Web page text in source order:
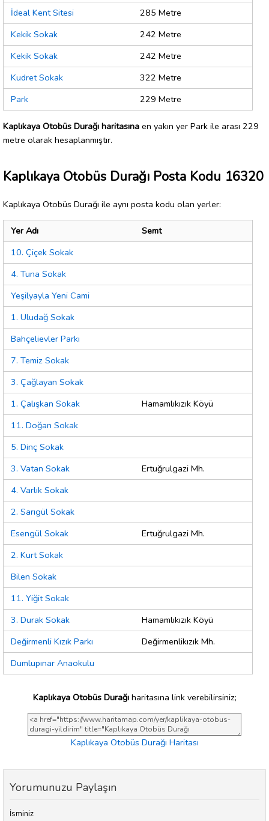
İdeal Kent Sitesi
285 Metre
Kekik Sokak
242 Metre
Kekik Sokak
242 Metre
Kudret Sokak
322 Metre
Park
229 Metre
Kaplıkaya Otobüs Durağı haritasına en yakın yer Park ile arası 229
metre olarak hesaplanmıştır.
Kaplıkaya Otobüs Durağı Posta Kodu 16320
Kaplıkaya Otobüs Durağı ile aynı posta kodu olan yerler:
Yer Adı
Semt
10. Çiçek Sokak
4. Tuna Sokak
Yeşilyayla Yeni Cami
1. Uludağ Sokak
Bahçelievler Parkı
7. Temiz Sokak
3. Çağlayan Sokak
1. Çalışkan Sokak
Hamamlıkızık Köyü
11. Doğan Sokak
5. Dinç Sokak
3. Vatan Sokak
Ertuğrulgazi Mh.
4. Varlık Sokak
2. Sarıgül Sokak
Esengül Sokak
Ertuğrulgazi Mh.
2. Kurt Sokak
Bilen Sokak
11. Yiğit Sokak
3. Durak Sokak
Hamamlıkızık Köyü
Değirmenli Kızık Parkı
Değirmenlikızık Mh.
Dumlupınar Anaokulu
Kaplıkaya Otobüs Durağıharitasına link verebilirsiniz;
Kaplıkaya Otobüs Durağı Haritası
Yorumunuzu Paylaşın
İsminiz